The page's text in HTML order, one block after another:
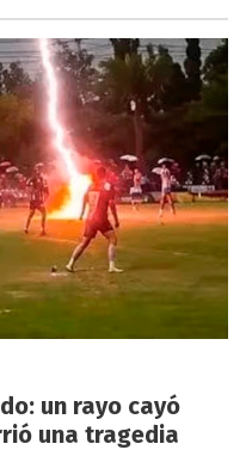
un rayo cayó
una tragedia